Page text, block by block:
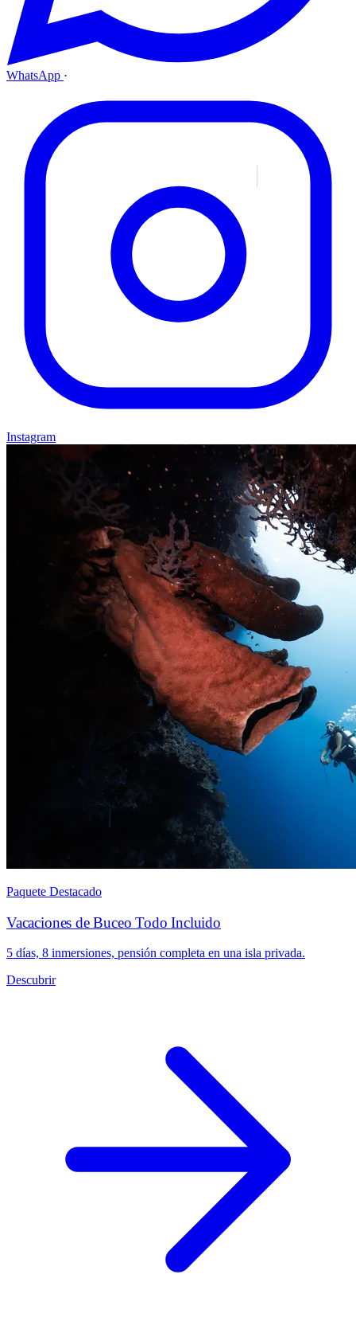
WhatsApp ·
Instagram
Paquete Destacado
Vacaciones de Buceo Todo Incluido
5 días, 8 inmersiones, pensión completa en una isla privada.
Descubrir